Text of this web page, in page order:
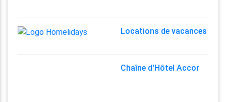
Locations de vacances
Chaîne d'Hôtel Accor